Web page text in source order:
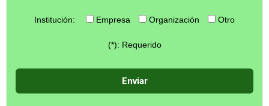
Institución: Empresa Organización Otro
(*): Requerido